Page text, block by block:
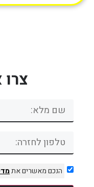
הנכם מאשרים את